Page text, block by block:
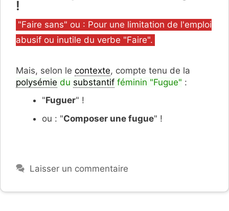
!
Catégories
"Faire sans" ou : Pour une limitation de l'emploi
abusif ou inutile du verbe "Faire".
Mais, selon le contexte, compte tenu de la
polysémie du substantif féminin "Fugue" :
"Fuguer" !
ou : "Composer une fugue" !
Laisser un commentaire